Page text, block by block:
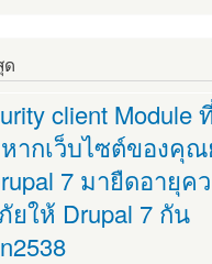
ด
client Module
ากเว็บไซต์ของคุณ
7 มายืดอายุค
ยให้ Drupal 7 กัน